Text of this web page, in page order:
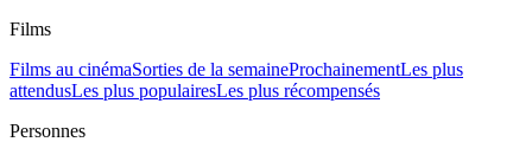
Films
Films au cinémaSorties de la semaineProchainementLes plus
attendusLes plus populairesLes plus récompensés
Personnes